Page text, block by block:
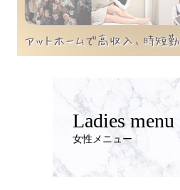
Ladies menu
女性メニュー